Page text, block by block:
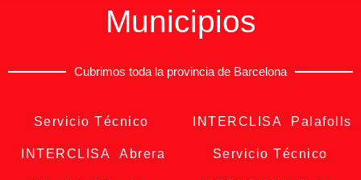
Municipios
Cubrimos toda la provincia de Barcelona
Servicio Técnico
INTERCLISA Abrera
INTERCLISA Palafolls
Servicio Técnico